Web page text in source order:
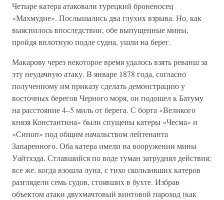
Четыре катера атаковали турецкий броненосец
«Махмудие». Послышались два глухих взрыва. Но, как
выяснилось впоследствии, обе выпущенные мины,
пройдя вплотную подле судна, ушли на берег.
Макарову через некоторое время удалось взять реванш за
эту неудачную атаку. В январе 1878 года, согласно
полученному им приказу сделать демонстрацию у
восточных берегов Черного моря, он подошел к Батуму
на расстояние 4–5 миль от берега. С борта «Великого
князя Константина» были спущены катеры «Чесма» и
«Синоп» под общим начальством лейтенанта
Запаренного. Оба катера имели на вооружении мины
Уайтхэда. Стлавшийся по воде туман затруднял действия;
все же, когда взошла луна, с тихо скользивших катеров
разглядели семь судов, стоявших в бухте. Избрав
объектом атаки двухмачтовый винтовой пароход (как